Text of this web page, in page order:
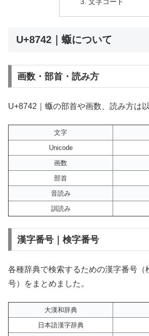
U+8742｜蝂について
画数・部首・読み方
U+8742｜蝂の部首や画数、読み方は
文字
Unicode
画数
部首
音読み
訓読み
漢字番号｜検字番号
各種辞典で検索するための漢字番号（
号）をまとめました。
大漢和辞典
日本語漢字辞典